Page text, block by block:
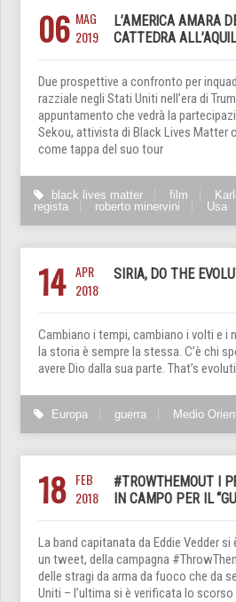
06 MAG
2019
L’AMERICA AMARA
CATTEDRA
Due prospettive a confronto per
razziale negli Stati Uniti nell’era di
appuntamento che vedrà la
Sekou, attivista di Black Lives Matter
come tappa del suo tour
black lives matter film
regista
roberto minervini Usa
14 APR
2018
SIRIA, DO THE
Cambiano i tempi, cambiano i volti e i
la storia è sempre la stessa. C’è chi
avere Dio dalla sua parte. That’s
Europa guerra Medio
18 FEB
2018
#TROWTHEMOUT I
IN CAMPO PER IL
La band capitanata da Eddie Vedder
un tweet, della campagna
delle stragi da arma da fuoco che da
Uniti – l’ultima si è verificata lo scorso